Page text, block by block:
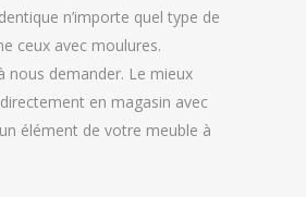
n’importe quel type de
ceux avec moulures.
nous demander. Le mieux
en magasin avec
élément de votre meuble à